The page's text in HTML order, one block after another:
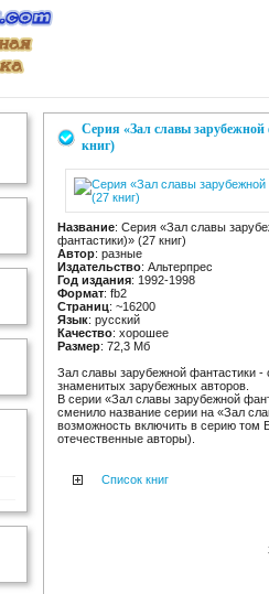
Серия «Зал славы
книг)
Название: Серия «Зал славы
фантастики)» (27 книг)
Автор: разные
Издательство: Альтерпрес
Год издания: 1992-1998
Формат: fb2
Страниц: ~16200
Язык: русский
Качество: хорошее
Размер: 72,3 Мб
Зал славы зарубежной фантастики -
знаменитых зарубежных авторов.
В серии «Зал славы зарубежной
сменило название серии на «Зал
возможность включить в серию том
отечественные авторы).
Список книг